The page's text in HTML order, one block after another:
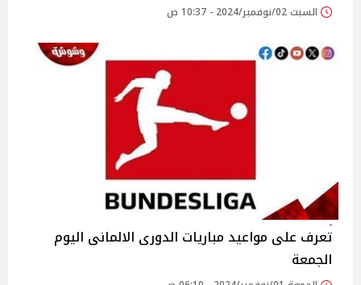
السبت 02/نوفمبر/2024 - 10:37 ص
تعرف على مواعيد مباريات الدورى الالمانى اليوم
الجمعة